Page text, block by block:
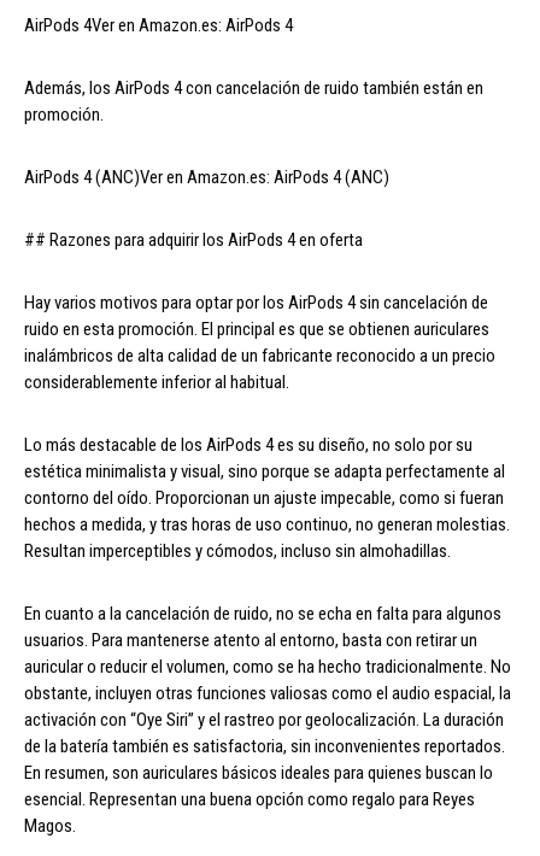
AirPods 4Ver en Amazon.es: AirPods 4
Además, los AirPods 4 con cancelación de ruido también están en
promoción.
AirPods 4 (ANC)Ver en Amazon.es: AirPods 4 (ANC)
## Razones para adquirir los AirPods 4 en oferta
Hay varios motivos para optar por los AirPods 4 sin cancelación de
ruido en esta promoción. El principal es que se obtienen auriculares
inalámbricos de alta calidad de un fabricante reconocido a un precio
considerablemente inferior al habitual.
Lo más destacable de los AirPods 4 es su diseño, no solo por su
estética minimalista y visual, sino porque se adapta perfectamente al
contorno del oído. Proporcionan un ajuste impecable, como si fueran
hechos a medida, y tras horas de uso continuo, no generan molestias.
Resultan imperceptibles y cómodos, incluso sin almohadillas.
En cuanto a la cancelación de ruido, no se echa en falta para algunos
usuarios. Para mantenerse atento al entorno, basta con retirar un
auricular o reducir el volumen, como se ha hecho tradicionalmente. No
obstante, incluyen otras funciones valiosas como el audio espacial, la
activación con “Oye Siri” y el rastreo por geolocalización. La duración
de la batería también es satisfactoria, sin inconvenientes reportados.
En resumen, son auriculares básicos ideales para quienes buscan lo
esencial. Representan una buena opción como regalo para Reyes
Magos.